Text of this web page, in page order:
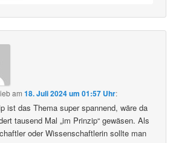
am18. Juli 2024 um 01:57 Uhr:
ist das Thema super spannend, wäre da
tausend Mal „im Prinzip“ gewäsen. Als
oder Wissenschaftlerin sollte man